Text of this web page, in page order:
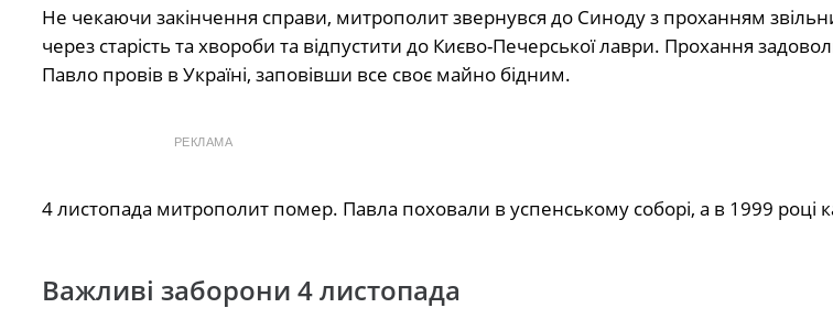
Не чекаючи закінчення справи, митрополит звернувся до Синоду з проханням
через старість та хвороби та відпустити до Києво-Печерської лаври. Прохання
Павло провів в Україні, заповівши все своє майно бідним.
РЕКЛАМА
4 листопада митрополит помер. Павла поховали в успенському соборі, а в 1999 році
Важливі заборони 4 листопада